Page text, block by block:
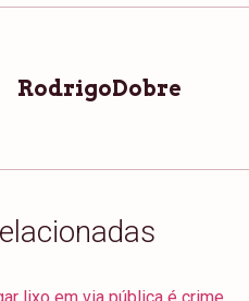
RodrigoDobre